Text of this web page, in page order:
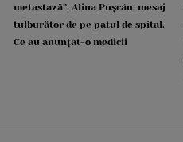
metastază”. Alina Pușcău, mesaj
tulburător de pe patul de spital.
Ce au anunțat-o medicii